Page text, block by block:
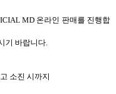
MD 온라인 판매를 진행합
기 바랍니다.
소진 시까지